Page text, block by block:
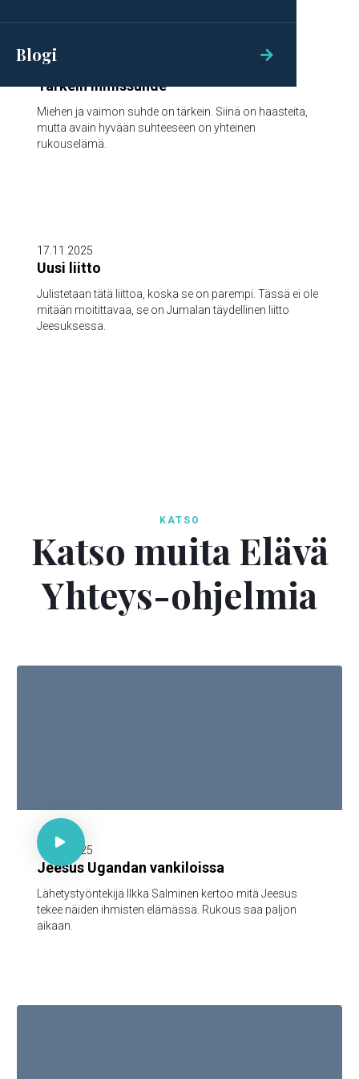
Blogi 
1.12.2025
Tärkein ihmissuhde
Miehen ja vaimon suhde on tärkein. Siinä on haasteita,
mutta avain hyvään suhteeseen on yhteinen
rukouselämä.
17.11.2025
Uusi liitto
Julistetaan tätä liittoa, koska se on parempi. Tässä ei ole
mitään moitittavaa, se on Jumalan täydellinen liitto
Jeesuksessa.
KATSO
Katso muita Elävä
Yhteys-ohjelmia
30 minuuttia

15.12.2025
Jeesus Ugandan vankiloissa
Lähetystyöntekijä Ilkka Salminen kertoo mitä Jeesus
tekee näiden ihmisten elämässä. Rukous saa paljon
aikaan.